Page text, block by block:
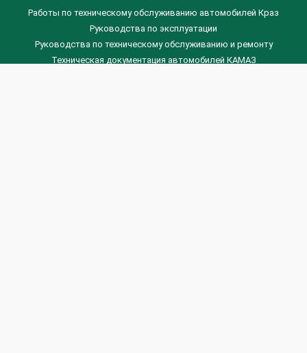
Работы по техническому обслуживанию автомобилей Краз
Руководства по эксплуатации
Руководства по техническому обслуживанию и ремонту
Техническая документация автомобилей КАМАЗ